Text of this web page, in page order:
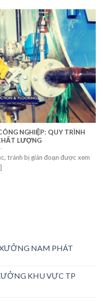
NGHIỆP: QUY TRÌNH
LƯỢNG
tránh bị gián đoạn được xem
NAM PHÁT
KHU VỰC TP